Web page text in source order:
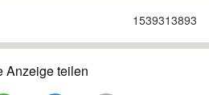
1539313893
Anzeige teilen